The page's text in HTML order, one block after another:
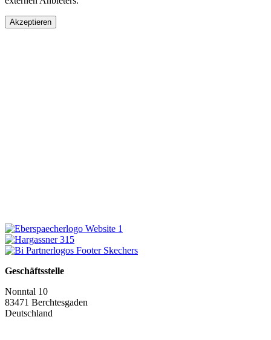
Akzeptieren
Geschäftsstelle
Nonntal 10
83471 Berchtesgaden
Deutschland